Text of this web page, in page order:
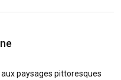
paysages pittoresques